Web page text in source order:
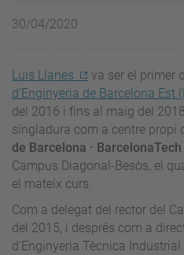
30/04/2020
Luis Llanes va ser el primer
d’Enginyeria de Barcelona Est
del 2016 i fins al maig del
singladura com a centre propi
de Barcelona · BarcelonaTech
Campus Diagonal-Besòs, el
el mateix curs.
Com a delegat del rector del
del 2015, i després com a
d'Enginyeria Tècnica Industrial